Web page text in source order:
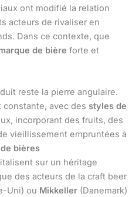
ont modifié la relation
acteurs de rivaliser en
Dans ce contexte, que
de bière forte et
reste la pierre angulaire.
constante, avec des styles de
incorporant des fruits, des
vieillissement empruntées à
bières
sur un héritage
des acteurs de la craft beer
Uni) ou Mikkeller (Danemark)